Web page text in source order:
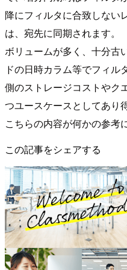
降にフィルタに合致しない
は、宛先に同期されます。
ボリュームが多く、十分古
ドの日時カラム等でフィル
側のストレージコストやク
つユースケースとしてあり
こちらの内容が何かの参考
この記事をシェアする